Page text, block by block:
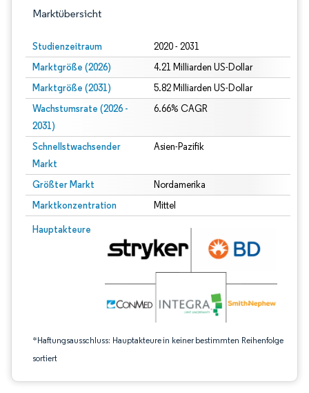
Marktübersicht
Studienzeitraum 2020 - 2031
Marktgröße (2026) 4.21 Milliarden US-Dollar
Marktgröße (2031) 5.82 Milliarden US-Dollar
Wachstumsrate (2026 -
2031)
6.66% CAGR
Schnellstwachsender
Markt
Asien-Pazifik
Größter Markt Nordamerika
Marktkonzentration Mittel
Hauptakteure
*Haftungsausschluss: Hauptakteure in keiner bestimmten Reihenfolge
sortiert
Bild © Mordor Intelligence. Wiederverwendung erfordert Namensnennung